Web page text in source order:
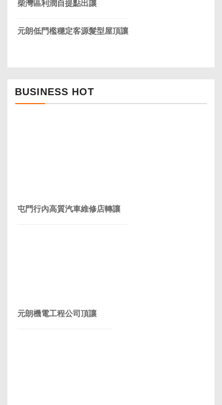
柴灣區利潤自提點出讓
元朗低門檻穩定客源髮型屋頂讓
BUSINESS HOT
屯門行內高質汽車維修店轉讓
元朗機電工程公司頂讓